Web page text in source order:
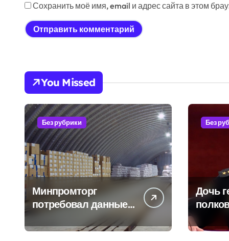
Сохранить моё имя, email и адрес сайта в этом
You Missed
Без рубрики
Минпромторг
потребовал данные
о складах с военной
продукцией:
Без
Дочь